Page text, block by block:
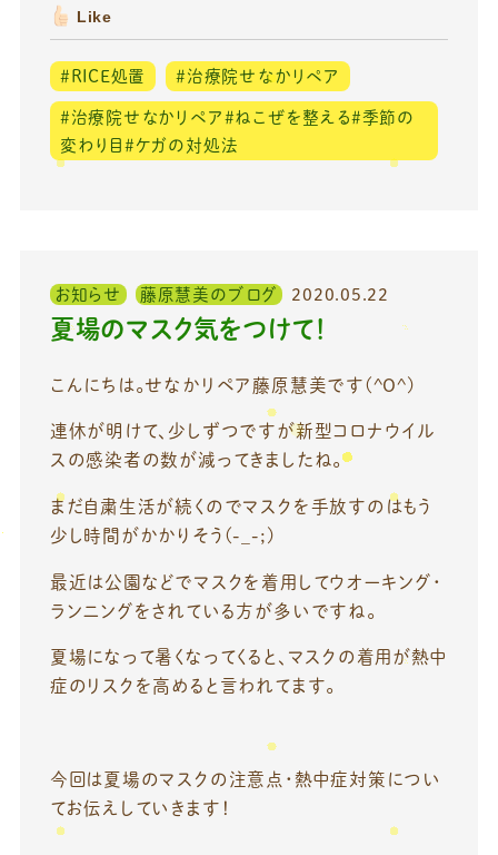
Like
＃RICE処置 ＃治療院せなかリペア
＃治療院せなかリペア＃ねこぜを整える＃季節の
変わり目＃ケガの対処法
お知らせ 藤原慧美のブログ 2020.05.22
夏場のマスク気をつけて！
こんにちは。せなかリペア藤原慧美です(^O^)
連休が明けて、少しずつですが新型コロナウイル
スの感染者の数が減ってきましたね。
まだ自粛生活が続くのでマスクを手放すのはもう
少し時間がかかりそう(-_-;)
最近は公園などでマスクを着用してウオーキング・
ランニングをされている方が多いですね。
夏場になって暑くなってくると、マスクの着用が熱中
症のリスクを高めると言われてます。
今回は夏場のマスクの注意点・熱中症対策につい
てお伝えしていきます！